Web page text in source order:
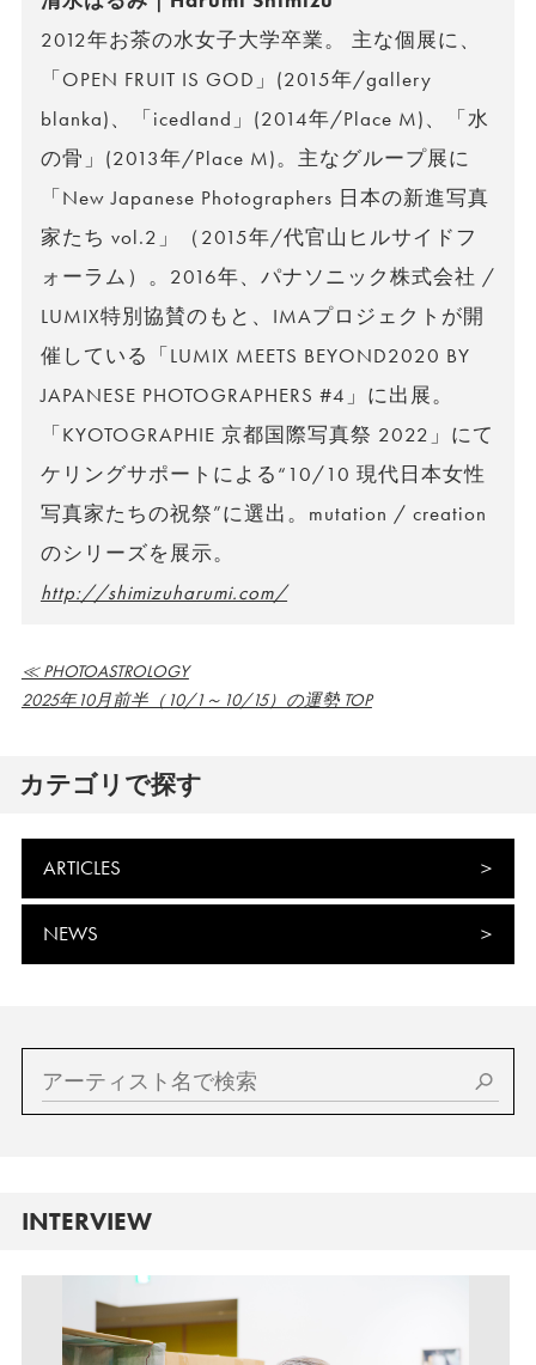
2012年お茶の水女子大学卒業。 主な個展に、
「OPEN FRUIT IS GOD」(2015年/gallery
blanka)、「icedland」(2014年/Place M)、「水
の骨」(2013年/Place M)。主なグループ展に
「New Japanese Photographers 日本の新進写真
家たち vol.2」（2015年/代官山ヒルサイドフ
ォーラム）。2016年、パナソニック株式会社 /
LUMIX特別協賛のもと、IMAプロジェクトが開
催している「LUMIX MEETS BEYOND2020 BY
JAPANESE PHOTOGRAPHERS #4」に出展。
「KYOTOGRAPHIE 京都国際写真祭 2022」にて
ケリングサポートによる“10/10 現代日本女性
写真家たちの祝祭”に選出。mutation / creation
のシリーズを展示。
http://shimizuharumi.com/
≪ PHOTOASTROLOGY
2025年10月前半（10/1～10/15）の運勢 TOP
カテゴリで探す
ARTICLES
NEWS
INTERVIEW